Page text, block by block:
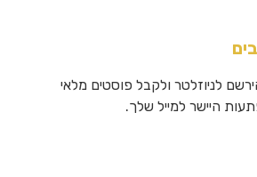
לניוזלטר ולקבל פוסטים מלאי
היישר למייל שלך.